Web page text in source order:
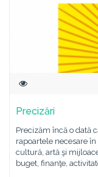
Precizări
Precizăm încă o dată
rapoartele necesare
cultură, artă şi
buget, finanţe,